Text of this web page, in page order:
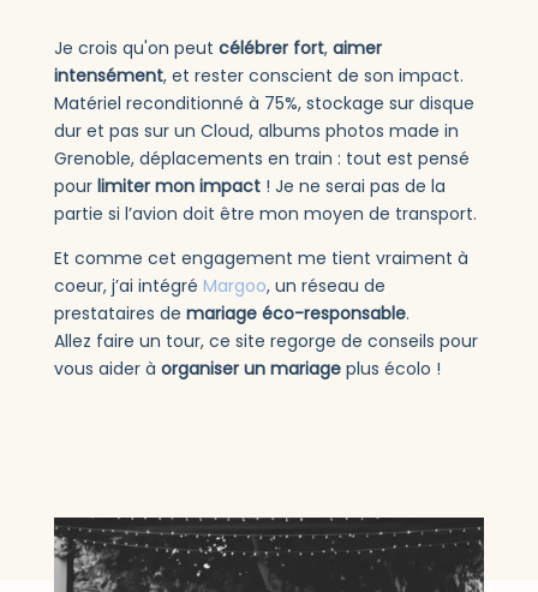
Je crois qu'on peut célébrer fort, aimer
intensément, et rester conscient de son impact.
Matériel reconditionné à 75%, stockage sur disque
dur et pas sur un Cloud, albums photos made in
Grenoble, déplacements en train : tout est pensé
pourlimiter mon impact! Je ne serai pas de la
partie si l’avion doit être mon moyen de transport.
Et comme cet engagement me tient vraiment à
coeur, j’ai intégré Margoo, un réseau de
prestataires de mariage éco-responsable.
Allez faire un tour, ce site regorge de conseils pour
vous aider à organiser un mariageplus écolo !